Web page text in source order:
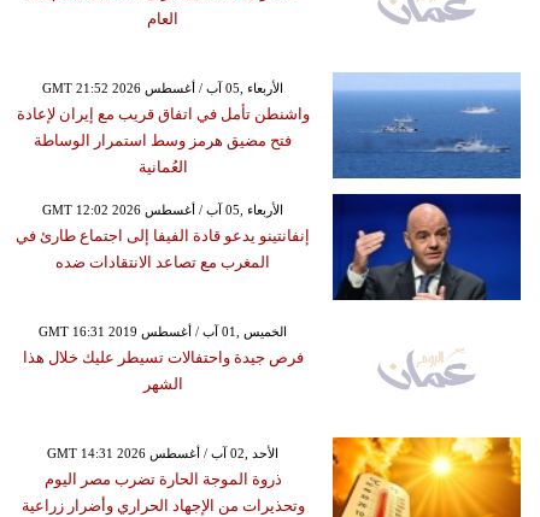
العام
GMT 21:52 2026 الأربعاء ,05 آب / أغسطس
واشنطن تأمل في اتفاق قريب مع إيران لإعادة
فتح مضيق هرمز وسط استمرار الوساطة
العُمانية
GMT 12:02 2026 الأربعاء ,05 آب / أغسطس
إنفانتينو يدعو قادة الفيفا إلى اجتماع طارئ في
المغرب مع تصاعد الانتقادات ضده
GMT 16:31 2019 الخميس ,01 آب / أغسطس
فرص جيدة واحتفالات تسيطر عليك خلال هذا
الشهر
GMT 14:31 2026 الأحد ,02 آب / أغسطس
ذروة الموجة الحارة تضرب مصر اليوم
وتحذيرات من الإجهاد الحراري وأضرار زراعية